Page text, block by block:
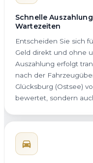
Schnelle
Wartezeiten
Entscheiden Sie sich
Geld direkt und ohne
Auszahlung erfolgt
nach der
Glücksburg (Ostsee)
bewertet, sondern